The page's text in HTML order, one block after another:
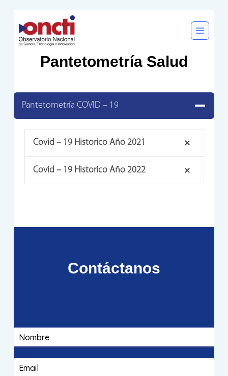
al
contenido
Pantetometría Salud
Pantetometría COVID – 19
Covid – 19 Historico Año 2021
Covid – 19 Historico Año 2022
Contáctanos